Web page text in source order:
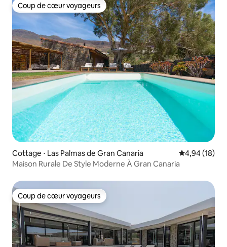
Coup de cœur voyageurs
Coup de cœur voyageurs
Cottage ⋅ Las Palmas de Gran Canaria Évaluation
4,94 (18)
Maison Rurale De Style Moderne À Gran Canaria
Coup de cœur voyageurs
Coup de cœur voyageurs